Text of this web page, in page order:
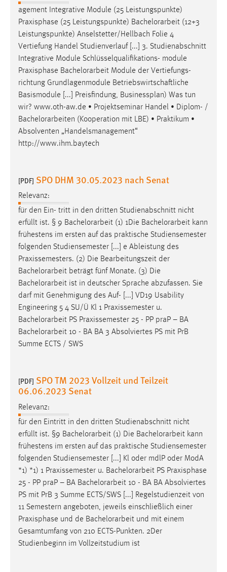
agement Integrative Module (25 Leistungspunkte)
Praxisphase (25 Leistungspunkte) Bachelorarbeit (12+3
Leistungspunkte) Anselstetter/Hellbach Folie 4
Vertiefung Handel Studienverlauf [...] 3. Studienabschnitt
Integrative Module Schlüsselqualifikations- module
Praxisphase Bachelorarbeit Module der Vertiefungs-
richtung Grundlagenmodule Betriebswirtschaftliche
Basismodule [...] Preisfindung, Businessplan) Was tun
wir? www.oth-aw.de • Projektseminar Handel • Diplom- /
Bachelorarbeiten (Kooperation mit LBE) • Praktikum •
Absolventen „Handelsmanagement“
http://www.ihm.baytech
[PDF] SPO DHM 30.05.2023 nach Senat
Relevanz:
für den Ein- tritt in den dritten Studienabschnitt nicht
erfüllt ist. § 9 Bachelorarbeit (1) 1Die Bachelorarbeit kann
frühestens im ersten auf das praktische Studiensemester
folgenden Studiensemester [...] e Ableistung des
Praxissemesters. (2) Die Bearbeitungszeit der
Bachelorarbeit beträgt fünf Monate. (3) Die
Bachelorarbeit ist in deutscher Sprache abzufassen. Sie
darf mit Genehmigung des Auf- [...] VD19 Usability
Engineering 5 4 SU/Ü Kl 1 Praxissemester u.
Bachelorarbeit PS Praxissemester 25 - PP praP – BA
Bachelorarbeit 10 - BA BA 3 Absolviertes PS mit PrB
Summe ECTS / SWS
[PDF] SPO TM 2023 Vollzeit und Teilzeit
06.06.2023 Senat
Relevanz:
für den Eintritt in den dritten Studienabschnitt nicht
erfüllt ist. §9 Bachelorarbeit (1) Die Bachelorarbeit kann
frühestens im ersten auf das praktische Studiensemester
folgenden Studiensemester [...] Kl oder mdlP oder ModA
*1) *1) 1 Praxissemester u. Bachelorarbeit PS Praxisphase
25 - PP praP – BA Bachelorarbeit 10 - BA BA Absolviertes
PS mit PrB 3 Summe ECTS/SWS [...] Regelstudienzeit von
11 Semestern angeboten, jeweils einschließlich einer
Praxisphase und de Bachelorarbeit und mit einem
Gesamtumfang von 210 ECTS-Punkten. 2Der
Studienbeginn im Vollzeitstudium ist